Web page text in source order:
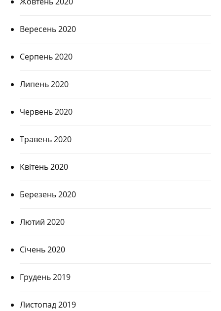
Вересень 2020
Серпень 2020
Липень 2020
Червень 2020
Травень 2020
Квітень 2020
Березень 2020
Лютий 2020
Січень 2020
Грудень 2019
Листопад 2019